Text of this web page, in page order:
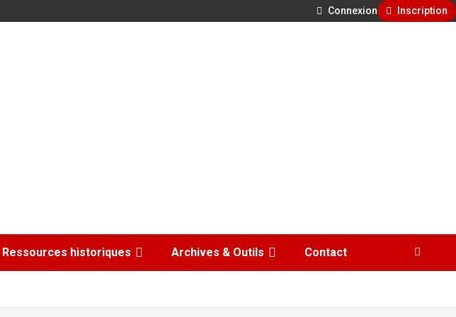
Connexion Inscription
Ressources historiques Archives & Outils Contact